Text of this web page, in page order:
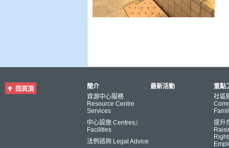
回頁頂
簡介
資源中心服務
Resource Centre
Services
中心設施 Centres』
Facilities
法例諮詢 Legal Advice
最新活動
重點
社區
提升